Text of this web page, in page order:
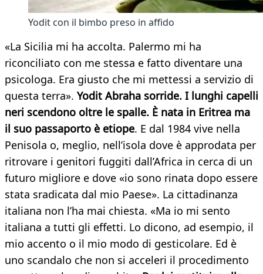
Yodit con il bimbo preso in affido
«La Sicilia mi ha accolta. Palermo mi ha
riconciliato con me stessa e fatto diventare una
psicologa. Era giusto che mi mettessi a servizio di
questa terra». Yodit Abraha sorride. I lunghi capelli
neri scendono oltre le spalle. È nata in Eritrea ma
il suo passaporto è etiope. E dal 1984 vive nella
Penisola o, meglio, nell’isola dove è approdata per
ritrovare i genitori fuggiti dall’Africa in cerca di un
futuro migliore e dove «io sono rinata dopo essere
stata sradicata dal mio Paese». La cittadinanza
italiana non l’ha mai chiesta. «Ma io mi sento
italiana a tutti gli effetti. Lo dicono, ad esempio, il
mio accento o il mio modo di gesticolare. Ed è
uno scandalo che non si acceleri il procedimento